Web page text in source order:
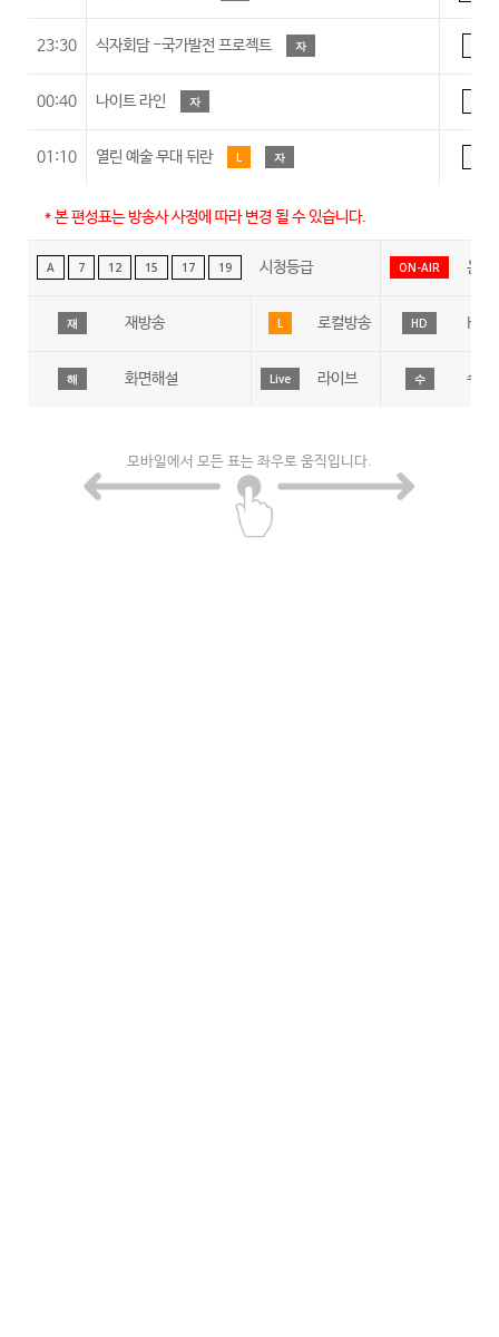
23:30 식자회담 -국가발전 프로젝트 자
00:40 나이트 라인 자
01:10 열린 예술 무대 뒤란 L 자
* 본 편성표는 방송사 사정에 따라 변경 될 수 있습니다.
A 7 12 15 17 19 시청등급 ON-AIR 온에
재 재방송 L 로컬방송 HD HD
해 화면해설 Live 라이브 수 수어
모바일에서 모든 표는 좌우로 움직입니다.